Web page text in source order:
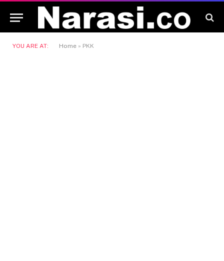
YOU ARE AT: Home » PKK